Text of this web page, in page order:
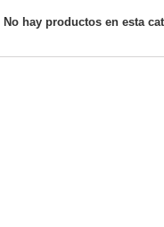
No hay productos en esta